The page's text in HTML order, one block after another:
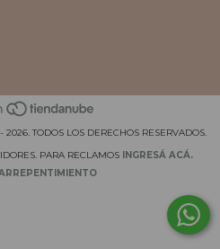
TODOS LOS DERECHOS RESERVADOS.
PARA RECLAMOS INGRESÁ ACÁ.